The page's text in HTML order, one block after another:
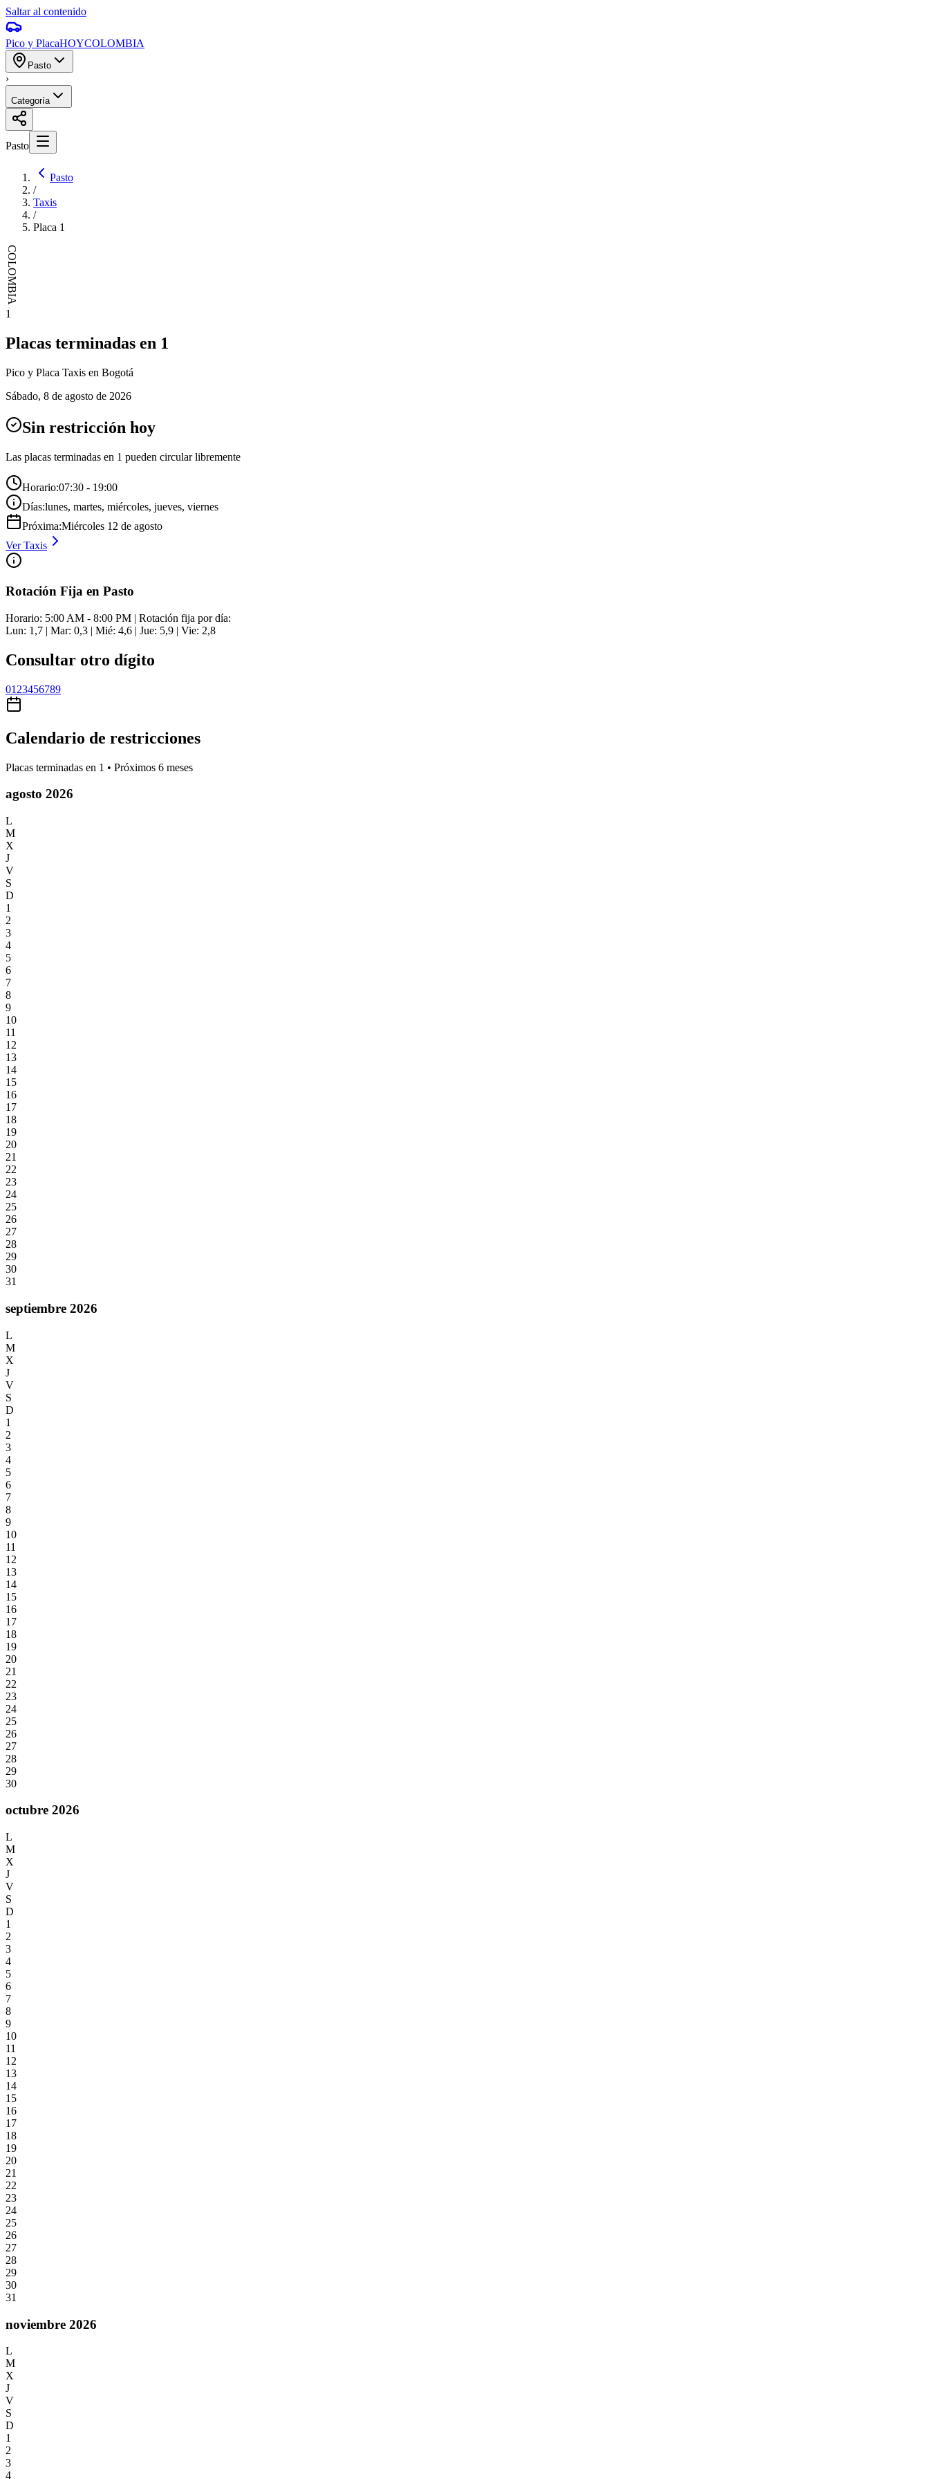
Saltar al contenido
Pico y PlacaHOYCOLOMBIA
Pasto
›
Categoría
Pasto
Pasto
/
Taxis
/
Placa 1
COLOMBIA
1
Placas terminadas en 1
Pico y Placa Taxis en Bogotá
Sábado, 8 de agosto de 2026
Sin restricción hoy
Las placas terminadas en 1 pueden circular libremente
Horario:07:30 - 19:00
Días:lunes, martes, miércoles, jueves, viernes
Próxima:Miércoles 12 de agosto
VerTaxis
Rotación Fija en Pasto
Horario: 5:00 AM - 8:00 PM | Rotación fija por día:
Lun: 1,7 | Mar: 0,3 | Mié: 4,6 | Jue: 5,9 | Vie: 2,8
Consultar otro dígito
01 23456789
Calendario de restricciones
Placas terminadas en 1 • Próximos 6 meses
agosto 2026
L
M
X
J
V
S
D
1
2
3
4
5
6
7
8
9
10
11
12
13
14
15
16
17
18
19
20
21
22
23
24
25
26
27
28
29
30
31
septiembre 2026
L
M
X
J
V
S
D
1
2
3
4
5
6
7
8
9
10
11
12
13
14
15
16
17
18
19
20
21
22
23
24
25
26
27
28
29
30
octubre 2026
L
M
X
J
V
S
D
1
2
3
4
5
6
7
8
9
10
11
12
13
14
15
16
17
18
19
20
21
22
23
24
25
26
27
28
29
30
31
noviembre 2026
L
M
X
J
V
S
D
1
2
3
4